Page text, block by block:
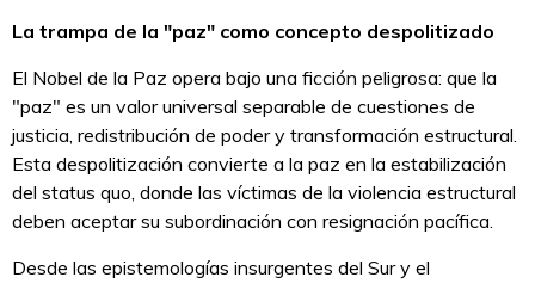
La trampa de la "paz" como concepto despolitizado
El Nobel de la Paz opera bajo una ficción peligrosa: que la
"paz" es un valor universal separable de cuestiones de
justicia, redistribución de poder y transformación estructural.
Esta despolitización convierte a la paz en la estabilización
del status quo, donde las víctimas de la violencia estructural
deben aceptar su subordinación con resignación pacífica.
Desde las epistemologías insurgentes del Sur y el